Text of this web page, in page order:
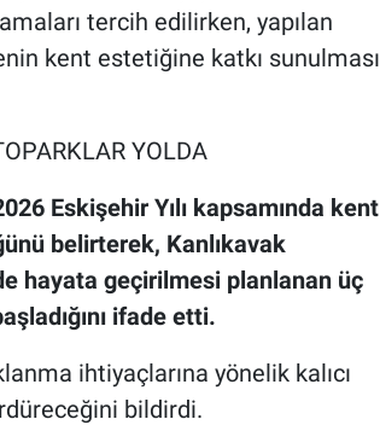
tercih edilirken, yapılan
kent estetiğine katkı sunulması
YOLDA
Eskişehir Yılı kapsamında kent
belirterek, Kanlıkavak
hayata geçirilmesi planlanan üç
ifade etti.
ihtiyaçlarına yönelik kalıcı
bildirdi.